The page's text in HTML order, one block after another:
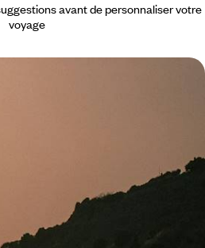
avant de personnaliser votre
voyage
voyages vacances de la toussaint
au Brésil (1)